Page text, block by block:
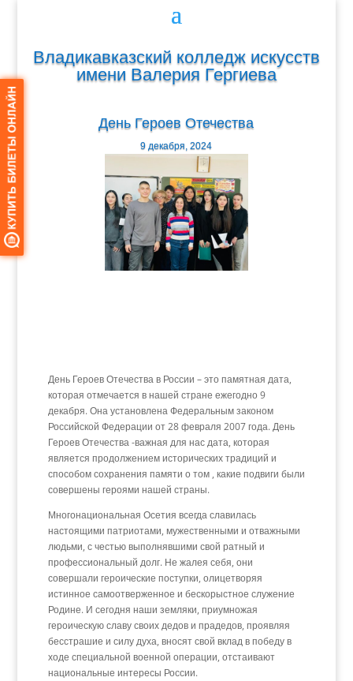
Владикавказский колледж искусств
имени Валерия Гергиева
День Героев Отечества
9 декабря, 2024
День Героев Отечества в России – это памятная дата,
которая отмечается в нашей стране ежегодно 9
декабря. Она установлена Федеральным законом
Российской Федерации от 28 февраля 2007 года. День
Героев Отечества -важная для нас дата, которая
является продолжением исторических традиций и
способом сохранения памяти о том , какие подвиги были
совершены героями нашей страны.
Многонациональная Осетия всегда славилась
настоящими патриотами, мужественными и отважными
людьми, с честью выполнявшими свой ратный и
профессиональный долг. Не жалея себя, они
совершали героические поступки, олицетворяя
истинное самоотверженное и бескорыстное служение
Родине. И сегодня наши земляки, приумножая
героическую славу своих дедов и прадедов, проявляя
бесстрашие и силу духа, вносят свой вклад в победу в
ходе специальной военной операции, отстаивают
национальные интересы России.